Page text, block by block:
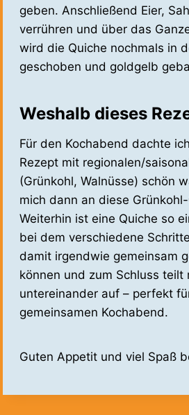
geben. Anschließend Eier,
verrühren und über das
wird die Quiche nochmals in
geschoben und goldgelb
Weshalb dieses
Für den Kochabend dachte
Rezept mit regionalen/
(Grünkohl, Walnüsse) schön
mich dann an diese
Weiterhin ist eine Quiche so
bei dem verschiedene
damit irgendwie gemeinsam
können und zum Schluss teilt
untereinander auf – perfekt
gemeinsamen Kochabend.
Guten Appetit und viel Spaß